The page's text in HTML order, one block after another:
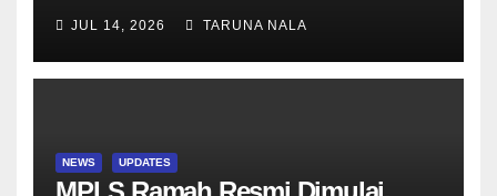
JUL 14, 2026 TARUNA NALA
NEWS UPDATES